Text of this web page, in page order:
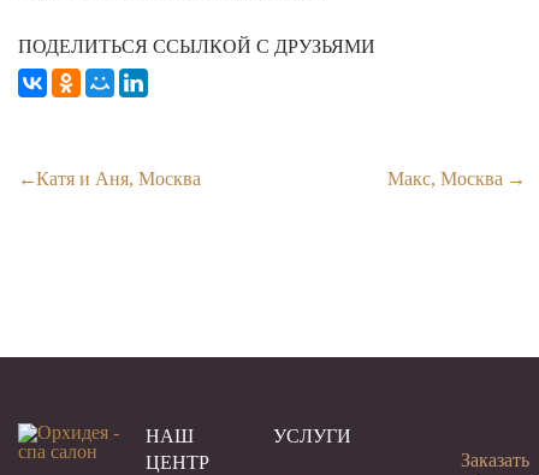
ПОДЕЛИТЬСЯ ССЫЛКОЙ С ДРУЗЬЯМИ
Катя и Аня, Москва Макс, Москва
НАШ
ЦЕНТР
УСЛУГИ
Заказать